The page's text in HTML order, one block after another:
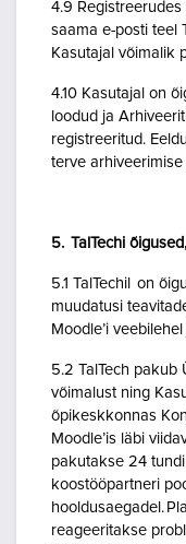
4.9
saama e-posti teel
Kasutajal võimalik
4.10 Kasutajal on
loodud ja
registreeritud.
terve
5. TalTechi
5.1 TalTechil on
muudatusi
Moodle’i
5.2 TalTech
võimalust ning
õpikeskkonnas
Moodle’is läbi
pakutakse 24
koostööpartneri
hooldusaegadel.
reageeritakse